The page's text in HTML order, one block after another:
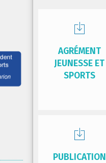
AGRÉMENT
JEUNESSE ET
SPORTS
PUBLICATION